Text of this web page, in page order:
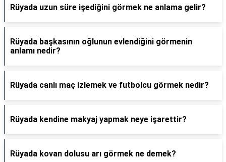
Rüyada uzun süre işediğini görmek ne anlama gelir?
Rüyada başkasının oğlunun evlendiğini görmenin
anlamı nedir?
Rüyada canlı maç izlemek ve futbolcu görmek nedir?
Rüyada kendine makyaj yapmak neye işarettir?
Rüyada kovan dolusu arı görmek ne demek?